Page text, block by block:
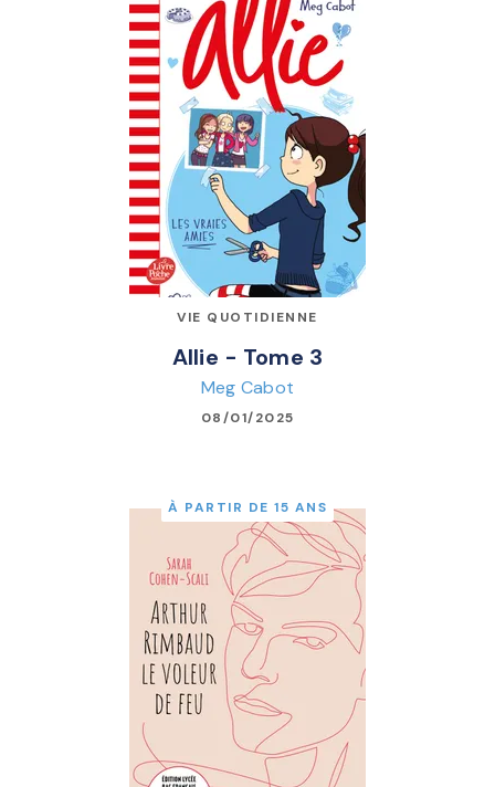
VIE QUOTIDIENNE
Allie - Tome 3
Meg Cabot
08/01/2025
À PARTIR DE 15 ANS